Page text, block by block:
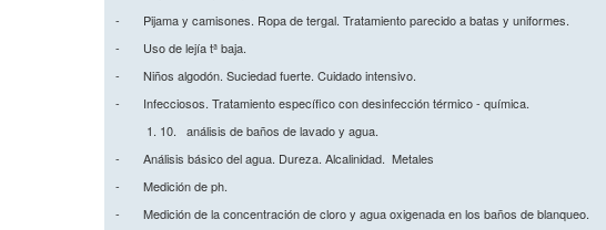
- Pijama y camisones. Ropa de tergal. Tratamiento parecido a batas y uniformes.
- Uso de lejía tª baja.
- Niños algodón. Suciedad fuerte. Cuidado intensivo.
- Infecciosos. Tratamiento específico con desinfección térmico - química.
10. análisis de baños de lavado y agua.
- Análisis básico del agua. Dureza. Alcalinidad. Metales
- Medición de ph.
- Medición de la concentración de cloro y agua oxigenada en los baños de blanqueo.